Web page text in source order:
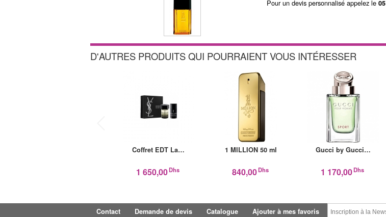
Pour un devis personnalisé appelez le
D'AUTRES PRODUITS QUI POURRAIENT VOUS INTÉRESSER
Coffret EDT La…
1 650,00Dhs
1 MILLION 50 ml
840,00Dhs
Gucci by Gucci…
1 170,00Dhs
Contact Demande de devis Catalogue Ajouter à mes favoris